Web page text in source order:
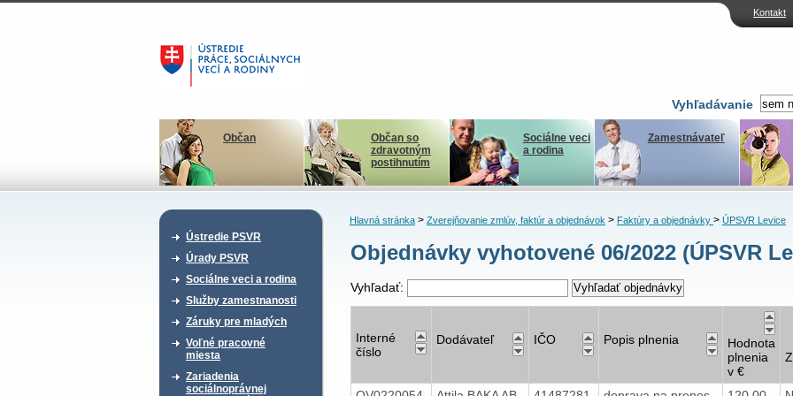
Kontakt
Vyhľadávanie
Občan
Občan so
zdravotným
postihnutím
Sociálne veci
a rodina
Zamestnávateľ
Ústredie PSVR
Úrady PSVR
Sociálne veci a rodina
Služby zamestnanosti
Záruky pre mladých
Voľné pracovné
miesta
Zariadenia
sociálnoprávnej
Hlavná stránka> Zverejňovanie zmlúv, faktúr a objednávok> Faktúry a objednávky > ÚPSVR Levice
Objednávky vyhotovené 06/2022 (ÚPSVR
Vyhľadať:
Interné
číslo
Dodávateľ IČO Popis plnenia
Hodnota
plnenia
v €